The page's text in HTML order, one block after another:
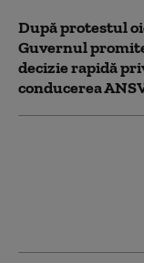
După protestul
Guvernul
decizie rapidă
conducerea